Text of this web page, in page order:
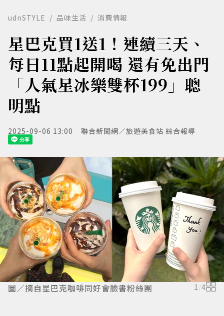
udnSTYLE 品味生活 消費情報
星巴克買1送1！連續三天、
每日11點起開喝 還有免出門
「人氣星冰樂雙杯199」聰
明點
2025-09-06 13:00 聯合新聞網／旅遊美食站 綜合報導
圖／摘自星巴克咖啡同好會臉書粉絲團 1 /4